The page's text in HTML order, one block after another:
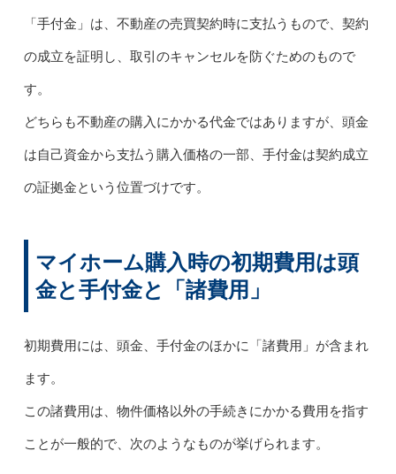
「手付金」は、不動産の売買契約時に支払うもので、契約
の成立を証明し、取引のキャンセルを防ぐためのもので
す。
どちらも不動産の購入にかかる代金ではありますが、頭金
は自己資金から支払う購入価格の一部、手付金は契約成立
の証拠金という位置づけです。
マイホーム購入時の初期費用は頭
金と手付金と「諸費用」
初期費用には、頭金、手付金のほかに「諸費用」が含まれ
ます。
この諸費用は、物件価格以外の手続きにかかる費用を指す
ことが一般的で、次のようなものが挙げられます。